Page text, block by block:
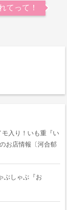
てって！
モ入り！いも重『い
お店情報〔河合郁
ぶしゃぶ『おゝ